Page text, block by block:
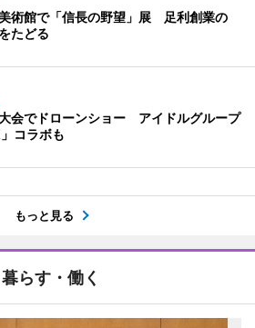
術館で「信長の野望」展 足利創業の
たどる
会でドローンショー アイドルグループ
」コラボも
もっと見る
暮らす・働く